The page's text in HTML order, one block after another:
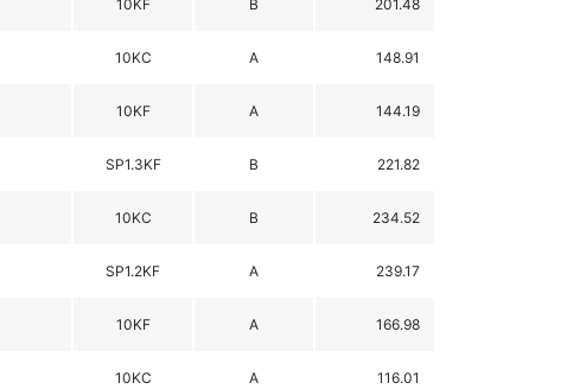
10KF B 201.48
10KC A 148.91
10KF A 144.19
SP1.3KF B 221.82
10KC B 234.52
SP1.2KF A 239.17
10KF A 166.98
10KC A 116.01